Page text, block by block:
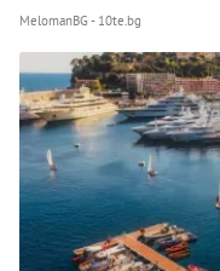
MelomanBG - 10te.bg